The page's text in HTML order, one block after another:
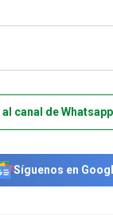
canal de
Síguenos en